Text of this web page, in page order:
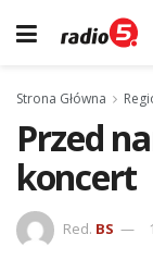
Strona Główna
Przed
koncert
Red. BS